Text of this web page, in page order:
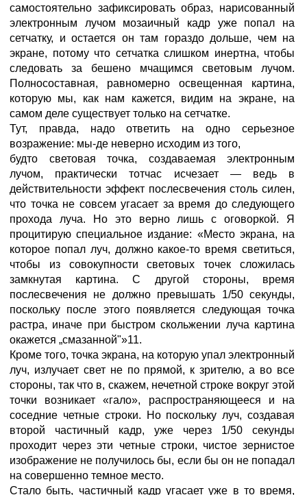
самостоятельно зафиксировать образ, нарисованный
электронным лучом мозаичный кадр уже попал на
сетчатку, и остается он там гораздо дольше, чем на
экране, потому что сетчатка слишком инертна, чтобы
следовать за бешено мчащимся световым лучом.
Полносоставная, равномерно освещенная картина,
которую мы, как нам кажется, видим на экране, на
самом деле существует только на сетчатке.
Тут, правда, надо ответить на одно серьезное
возражение: мы-де неверно исходим из того,
будто световая точка, создаваемая электронным
лучом, практически тотчас исчезает — ведь в
действительности эффект послесвечения столь силен,
что точка не совсем угасает за время до следующего
прохода луча. Но это верно лишь с оговоркой. Я
процитирую специальное издание: «Место экрана, на
которое попал луч, должно какое-то время светиться,
чтобы из совокупности световых точек сложилась
замкнутая картина. С другой стороны, время
послесвечения не должно превышать 1/50 секунды,
поскольку после этого появляется следующая точка
растра, иначе при быстром скольжении луча картина
окажется „смазанной"»11.
Кроме того, точка экрана, на которую упал электронный
луч, излучает свет не по прямой, к зрителю, а во все
стороны, так что в, скажем, нечетной строке вокруг этой
точки возникает «гало», распространяющееся и на
соседние четные строки. Но поскольку луч, создавая
второй частичный кадр, уже через 1/50 секунды
проходит через эти четные строки, чистое зернистое
изображение не получилось бы, если бы он не попадал
на совершенно темное место.
Стало быть, частичный кадр угасает уже в то время,